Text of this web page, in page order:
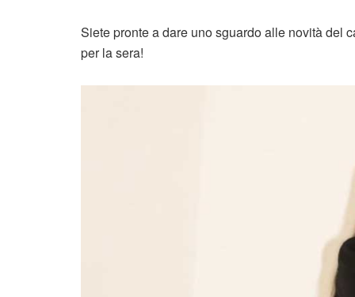
Siete pronte a dare uno sguardo alle novità del
per la sera!